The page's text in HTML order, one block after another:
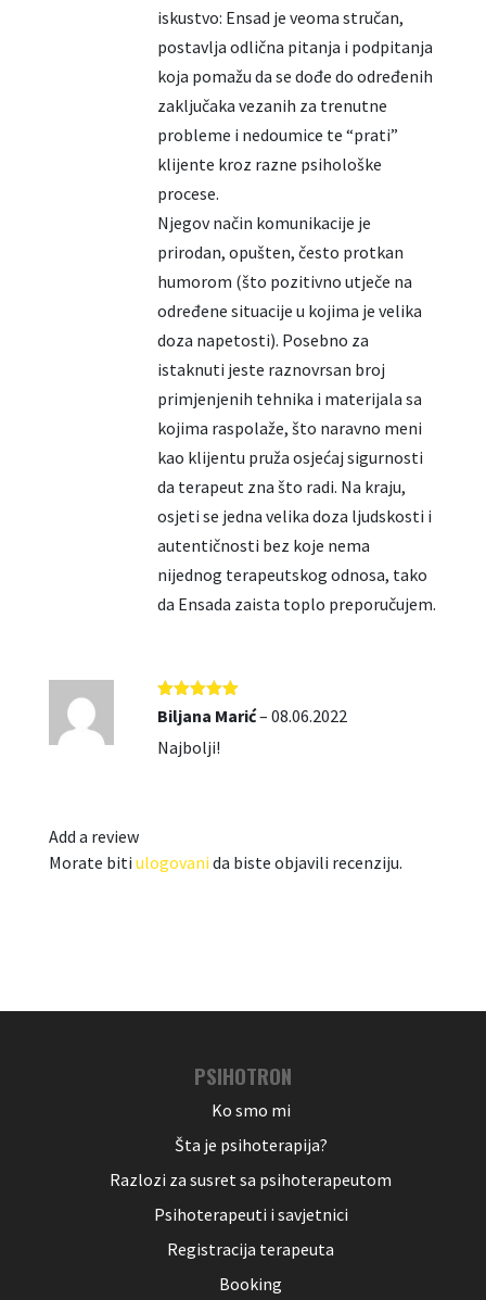
iskustvo: Ensad je veoma stručan,
postavlja odlična pitanja i podpitanja
koja pomažu da se dođe do određenih
zaključaka vezanih za trenutne
probleme i nedoumice te “prati”
klijente kroz razne psihološke
procese.
Njegov način komunikacije je
prirodan, opušten, često protkan
humorom (što pozitivno utječe na
određene situacije u kojima je velika
doza napetosti). Posebno za
istaknuti jeste raznovrsan broj
primjenjenih tehnika i materijala sa
kojima raspolaže, što naravno meni
kao klijentu pruža osjećaj sigurnosti
da terapeut zna što radi. Na kraju,
osjeti se jedna velika doza ljudskosti i
autentičnosti bez koje nema
nijednog terapeutskog odnosa, tako
da Ensada zaista toplo preporučujem.
Ocjenjeno5
od 5
Biljana Marić– 08.06.2022
Najbolji!
Add a review
Morate biti ulogovani da biste objavili recenziju.
PSIHOTRON
Ko smo mi
Šta je psihoterapija?
Razlozi za susret sa psihoterapeutom
Psihoterapeuti i savjetnici
Registracija terapeuta
Booking